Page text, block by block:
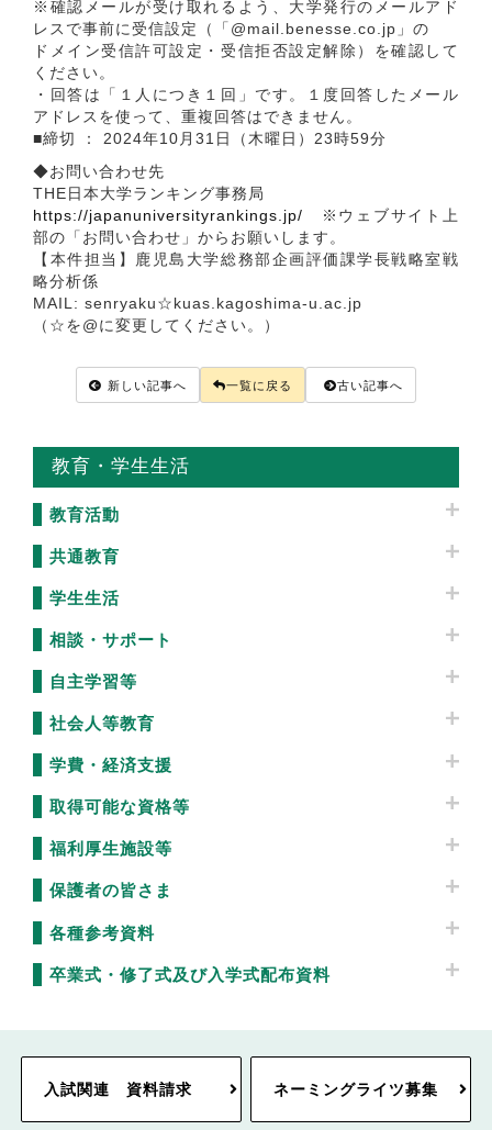
※確認メールが受け取れるよう、大学発行のメールアド
レスで事前に受信設定（「@mail.benesse.co.jp」の
ドメイン受信許可設定・受信拒否設定解除）を確認して
ください。
・回答は「１人につき１回」です。１度回答したメール
アドレスを使って、重複回答はできません。
■締切 ： 2024年10月31日（木曜日）23時59分
◆お問い合わせ先
THE日本大学ランキング事務局
https://japanuniversityrankings.jp/ ※ウェブサイト上
部の「お問い合わせ」からお願いします。
【本件担当】鹿児島大学総務部企画評価課学長戦略室戦
略分析係
MAIL: senryaku☆kuas.kagoshima-u.ac.jp
（☆を@に変更してください。）
新しい記事へ 一覧に戻る 古い記事へ
教育・学生生活
教育活動
共通教育
学生生活
相談・サポート
自主学習等
社会人等教育
学費・経済支援
取得可能な資格等
福利厚生施設等
保護者の皆さま
各種参考資料
卒業式・修了式及び入学式配布資料
入試関連 資料請求 ネーミングライツ募集